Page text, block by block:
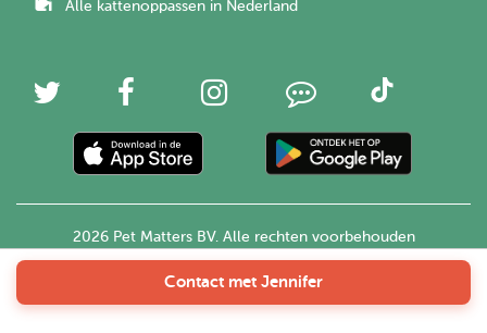
Contact met Jennifer
Alle kattenoppassen in Nederland
2026 Pet Matters BV. Alle rechten voorbehouden